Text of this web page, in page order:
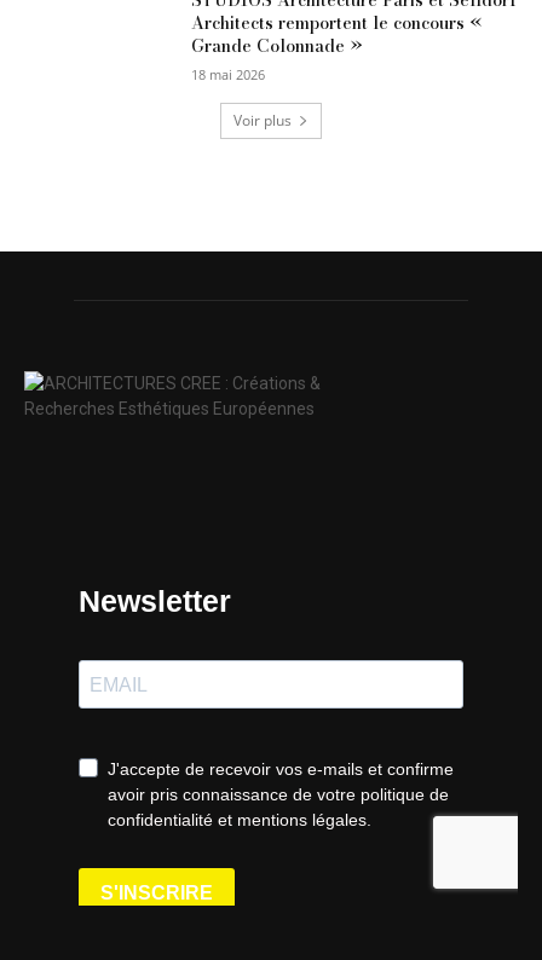
Architects remportent le concours «
Grande Colonnade »
18 mai 2026
Voir plus